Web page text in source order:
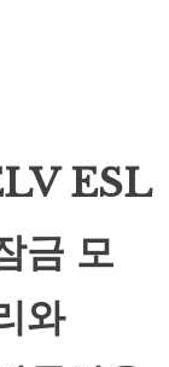
ESL
금 모
와